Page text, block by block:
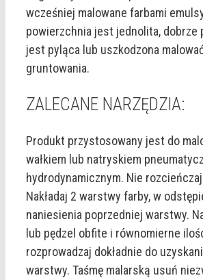
wcześniej malowane farbami
powierzchnia jest jednolita, dobrze
jest pyląca lub uszkodzona
gruntowania.
ZALECANE NARZĘDZIA:
Produkt przystosowany jest do
wałkiem lub natryskiem
hydrodynamicznym. Nie
Nakładaj 2 warstwy farby, w
naniesienia poprzedniej warstwy.
lub pędzel obfite i równomierne
rozprowadzaj dokładnie do
warstwy. Taśmę malarską usuń